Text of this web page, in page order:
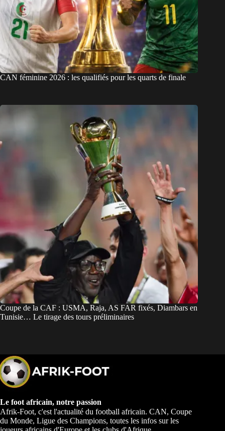
CAN féminine 2026 : les qualifiés pour les quarts de finale
Coupe de la CAF : USMA, Raja, AS FAR fixés, Diambars en
Tunisie… Le tirage des tours préliminaires
Le foot africain, notre passion
Afrik-Foot, c'est l'actualité du football africain. CAN, Coupe
du Monde, Ligue des Champions, toutes les infos sur les